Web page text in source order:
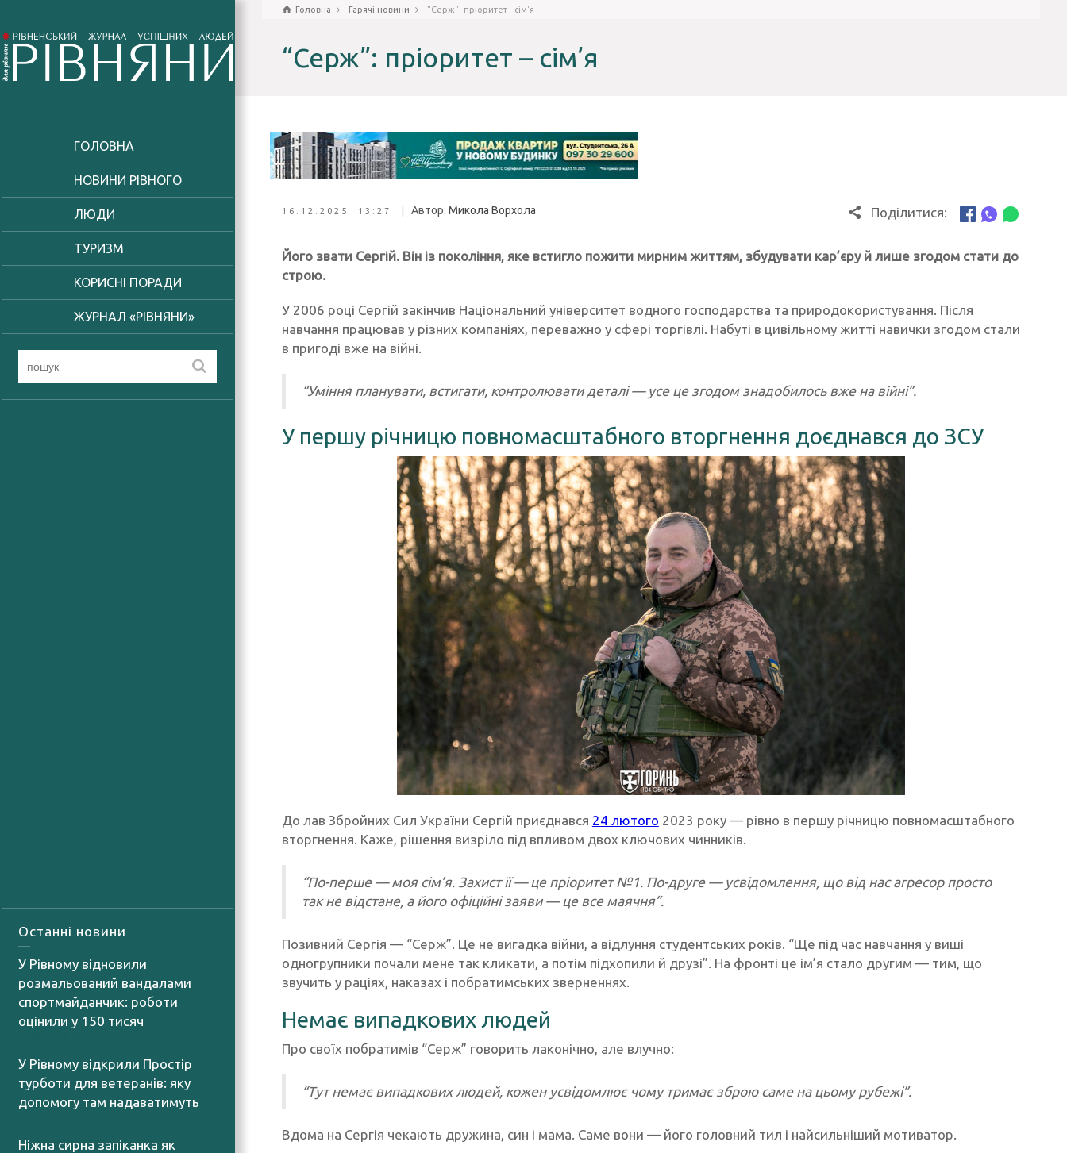
ГОЛОВНА
НОВИНИ РІВНОГО
ЛЮДИ
ТУРИЗМ
КОРИСНІ ПОРАДИ
ЖУРНАЛ «РІВНЯНИ»
Останні новини
У Рівному відновили
розмальований вандалами
спортмайданчик: роботи
оцінили у 150 тисяч
У Рівному відкрили Простір
турботи для ветеранів: яку
допомогу там надаватимуть
Ніжна сирна запіканка як
Головна Гарячі новини "Серж": пріоритет - сім'я
“Серж”: пріоритет – сім’я
16.12.2025 13:27 Автор: Микола Ворхола Поділитися:
Його звати Сергій. Він із покоління, яке встигло пожити мирним життям, збудувати кар’єру й лише згодом стати до
строю.
У 2006 році Сергій закінчив Національний університет водного господарства та природокористування. Після
навчання працював у різних компаніях, переважно у сфері торгівлі. Набуті в цивільному житті навички згодом стали
в пригоді вже на війні.
“Уміння планувати, встигати, контролювати деталі — усе це згодом знадобилось вже на війні”.
У першу річницю повномасштабного вторгнення доєднався до ЗСУ
До лав Збройних Сил України Сергій приєднався 24 лютого 2023 року — рівно в першу річницю повномасштабного
вторгнення. Каже, рішення визріло під впливом двох ключових чинників.
“По-перше — моя сім’я. Захист її — це пріоритет №1. По-друге — усвідомлення, що від нас агресор просто
так не відстане, а його офіційні заяви — це все маячня”.
Позивний Сергія — “Серж”. Це не вигадка війни, а відлуння студентських років. “Ще під час навчання у виші
одногрупники почали мене так кликати, а потім підхопили й друзі”. На фронті це ім’я стало другим — тим, що
звучить у раціях, наказах і побратимських зверненнях.
Немає випадкових людей
Про своїх побратимів “Серж” говорить лаконічно, але влучно:
“Тут немає випадкових людей, кожен усвідомлює чому тримає зброю саме на цьому рубежі”.
Вдома на Сергія чекають дружина, син і мама. Саме вони — його головний тил і найсильніший мотиватор.